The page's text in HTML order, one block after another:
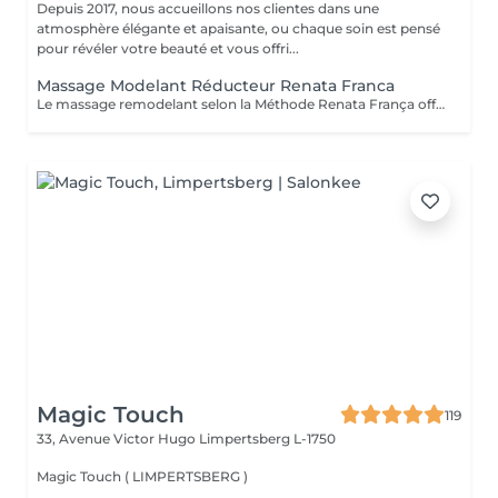
Depuis 2017, nous accueillons nos clientes dans une
atmosphère élégante et apaisante, ou chaque soin est pensé
pour révéler votre beauté et vous offri...
Massage Modelant Réducteur Renata Franca
Le massage remodelant selon la Méthode Renata França offre des résultats surprenants, car il a été conçu pour remodeler les adipocytes, c'est-à-dire déplacer la graisse vers les zones appropriées et ainsi mieux dessiner les contours du corps. Le pétrissage et les glissements ne sont que quelques-unes des manuvres qui promettent de redessiner la silhouette et d'offrir des courbes plus harmonieuses.
Magic Touch
119
33, Avenue Victor Hugo Limpertsberg L-1750
Magic Touch ( LIMPERTSBERG )